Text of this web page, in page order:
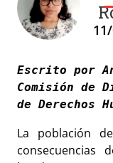
Escrito por
Comisión de
de Derechos
La población
consecuencias